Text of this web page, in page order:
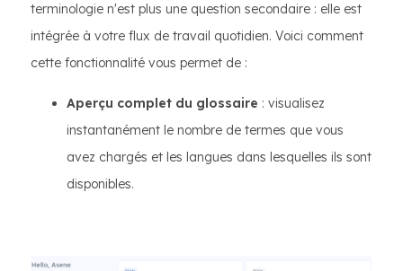
terminologie n'est plus une question secondaire : elle est
intégrée à votre flux de travail quotidien. Voici comment
cette fonctionnalité vous permet de :
Aperçu complet du glossaire : visualisez
instantanément le nombre de termes que vous
avez chargés et les langues dans lesquelles ils sont
disponibles.